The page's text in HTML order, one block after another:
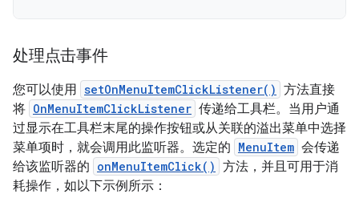
处理点击事件
您可以使用 setOnMenuItemClickListener() 方法直接
将 OnMenuItemClickListener 传递给工具栏。当用户通
过显示在工具栏末尾的操作按钮或从关联的溢出菜单中选择
菜单项时，就会调用此监听器。选定的 MenuItem 会传递
给该监听器的 onMenuItemClick() 方法，并且可用于消
耗操作，如以下示例所示：